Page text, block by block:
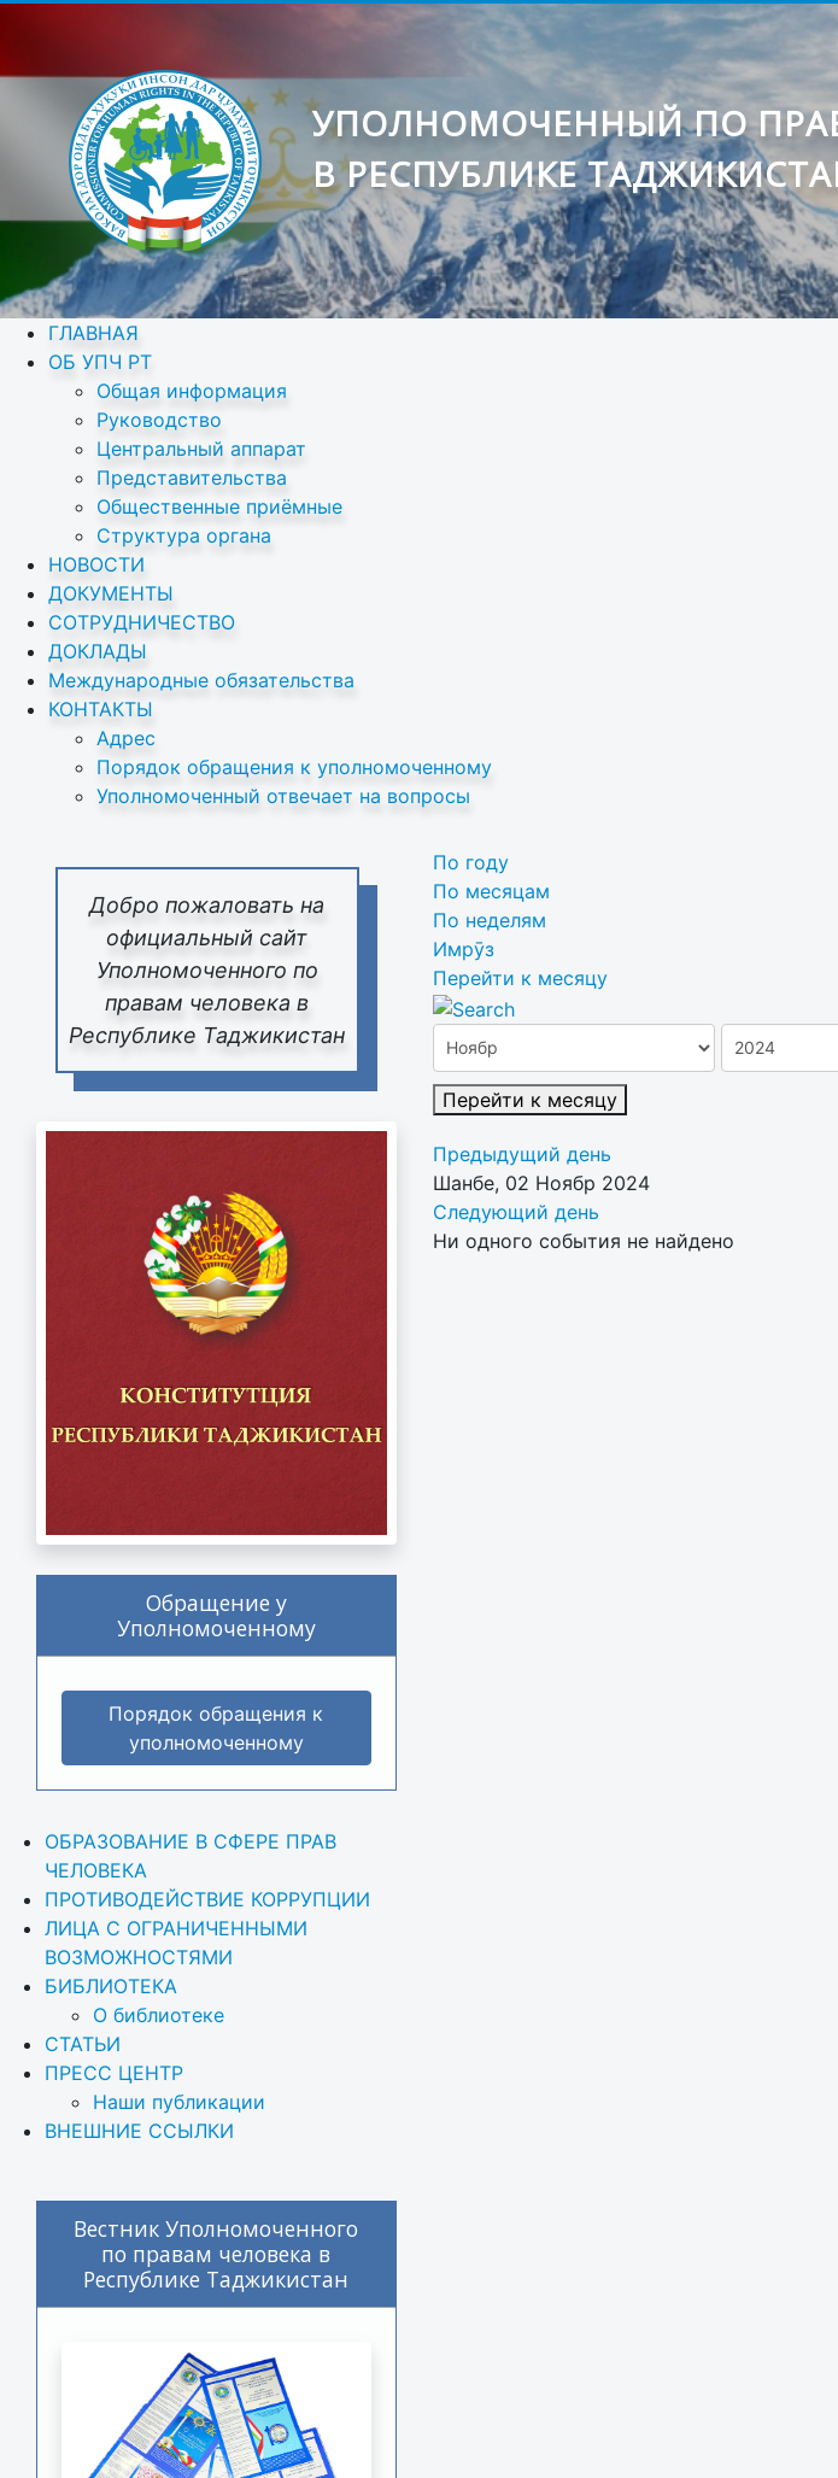
УПОЛНОМОЧЕННЫЙ ПО
В РЕСПУБЛИКЕ
ГЛАВНАЯ
ОБ УПЧ РТ
Общая информация
Руководство
Центральный аппарат
Представительства
Общественные приёмные
Структура органа
НОВОСТИ
ДОКУМЕНТЫ
СОТРУДНИЧЕСТВО
ДОКЛАДЫ
Международные обязательства
КОНТАКТЫ
Адрес
Порядок обращения к уполномоченному
Уполномоченный отвечает на вопросы
Добро пожаловать на
официальный сайт
Уполномоченного по
правам человека в
Республике Таджикистан
Обращение у
Уполномоченному
Порядок обращения к
уполномоченному
ОБРАЗОВАНИЕ В СФЕРЕ ПРАВ
ЧЕЛОВЕКА
ПРОТИВОДЕЙСТВИЕ КОРРУПЦИИ
ЛИЦА С ОГРАНИЧЕННЫМИ
ВОЗМОЖНОСТЯМИ
БИБЛИОТЕКА
О библиотеке
СТАТЬИ
ПРЕСС ЦЕНТР
Наши публикации
ВНЕШНИЕ ССЫЛКИ
Вестник Уполномоченного
по правам человека в
Республике Таджикистан
По году
По месяцам
По неделям
Имрӯз
Перейти к месяцу
Перейти к месяцу
Предыдущий день
Шанбе, 02 Ноябр 2024
Следующий день
Ни одного события не найдено